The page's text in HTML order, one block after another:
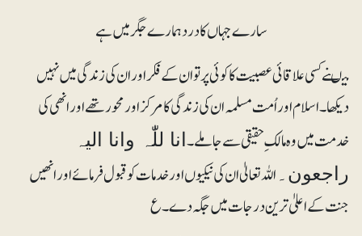
سارے جہاں کا درد ہمارے جگر میں ہے
میںنے کسی علاقائی عصبیت کا کوئی پرتو ان کے فکر اور ان کی زندگی میں نہیں
دیکھا۔ اسلام اور اُمت مسلمہ ان کی زندگی کا مرکز اور محور تھے اورانھی کی
خدمت میں وہ مالکِ حقیقی سے جاملے۔انا للّٰہ وانا الیہ
راجعون۔ اللہ تعالیٰ ان کی نیکیوں اور خدمات کو قبول فرمائے اورانھیں
جنت کے اعلیٰ ترین درجات میں جگہ دے۔ ع